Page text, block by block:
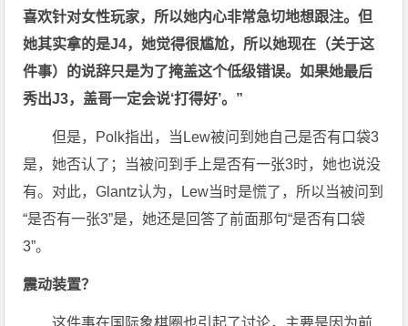
喜欢针对女性玩家，所以她内心非常急切地想跟注。但
她其实拿的是J4，她觉得很尴尬，所以她现在（关于这
件事）的说辞只是为了掩盖这个低级错误。如果她最后
秀出J3，盖哥一定会说‘打得好’。”
但是，Polk指出，当Lew被问到她自己是否有口袋3
是，她否认了；当被问到手上是否有一张3时，她也说没
有。对此，Glantz认为，Lew当时是慌了，所以当被问到
“是否有一张3”是，她还是回答了前面那句“是否有口袋
3”。
震动装置？